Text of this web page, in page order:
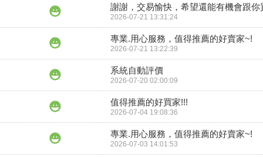
謝謝，交易愉快，希望還能有機會跟你
2026-07-21 13:31:24
專業.用心服務，值得推薦的好賣家~!
2026-07-21 13:22:39
系統自動評價
2026-07-20 02:00:09
值得推薦的好買家!!!
2026-07-04 19:08:36
專業.用心服務，值得推薦的好賣家~!
2026-07-03 14:01:53